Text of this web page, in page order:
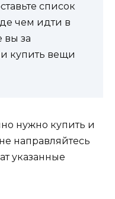
список
чем идти в
вы за
купить вещи
нужно купить и
направляйтесь
указанные